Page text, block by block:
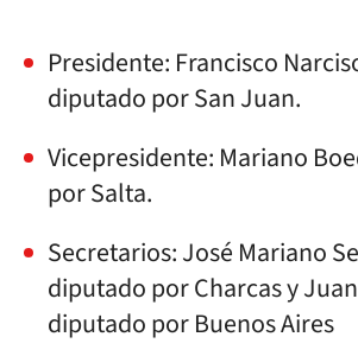
Presidente: Francisco
diputado por San Juan.
Vicepresidente: Mariano
por Salta.
Secretarios: José Mariano
diputado por Charcas y
diputado por Buenos Aires